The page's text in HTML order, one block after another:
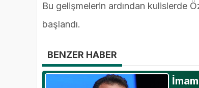
Bu gelişmelerin ardından kulislerde
başlandı.
BENZER HABER